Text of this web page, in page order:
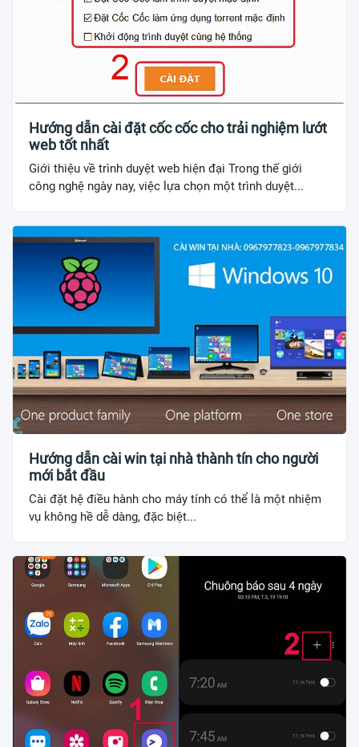
Hướng dẫn cài đặt cốc cốc cho trải nghiệm lướt
web tốt nhất
Giới thiệu về trình duyệt web hiện đại Trong thế giới
công nghệ ngày nay, việc lựa chọn một trình duyệt...
Hướng dẫn cài win tại nhà thành tín cho người
mới bắt đầu
Cài đặt hệ điều hành cho máy tính có thể là một nhiệm
vụ không hề dễ dàng, đặc biệt...